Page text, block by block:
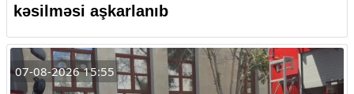
kəsilməsi aşkarlanıb
07-08-2026 15:55